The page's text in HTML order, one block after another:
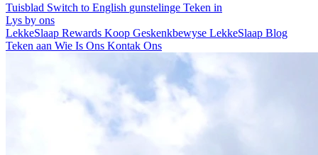
Tuisblad Switch to English gunstelinge Teken in
Lys by ons
LekkeSlaap Rewards Koop Geskenkbewyse LekkeSlaap Blog
Teken aan Wie Is Ons Kontak Ons